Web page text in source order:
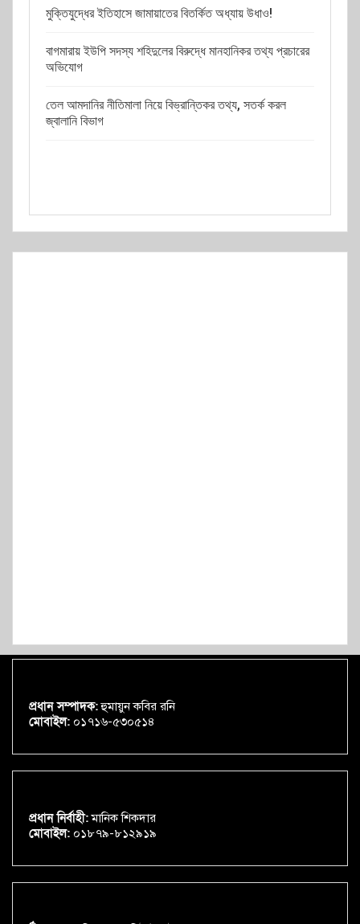
মুক্তিযুদ্ধের ইতিহাসে জামায়াতের বিতর্কিত অধ্যায় উধাও!
বাগমারায় ইউপি সদস্য শহিদুলের বিরুদ্ধে মানহানিকর তথ্য প্রচারের
অভিযোগ
তেল আমদানির নীতিমালা নিয়ে বিভ্রান্তিকর তথ্য, সতর্ক করল
জ্বালানি বিভাগ
প্রধান সম্পাদক:হুমায়ুন কবির রনি
মোবাইল: ০১৭১৬-৫৩০৫১৪
প্রধান নির্বাহী:মানিক শিকদার
মোবাইল: ০১৮৭৯-৮১২৯১৯